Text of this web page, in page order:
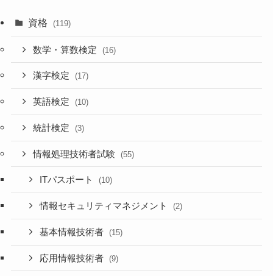
資格 (119)
数学・算数検定 (16)
漢字検定 (17)
英語検定 (10)
統計検定 (3)
情報処理技術者試験 (55)
ITパスポート (10)
情報セキュリティマネジメント (2)
基本情報技術者 (15)
応用情報技術者 (9)